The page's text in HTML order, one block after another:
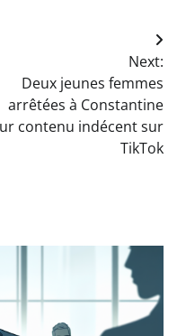
Next:
Deux jeunes femmes
arrêtées à Constantine
contenu indécent sur
TikTok